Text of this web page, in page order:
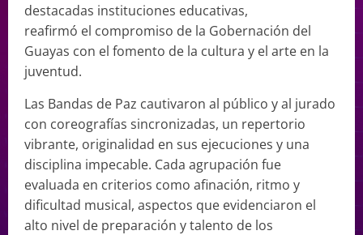
destacadas instituciones educativas,
reafirmó el compromiso de la Gobernación del
Guayas con el fomento de la cultura y el arte en la
juventud.
Las Bandas de Paz cautivaron al público y al jurado
con coreografías sincronizadas, un repertorio
vibrante, originalidad en sus ejecuciones y una
disciplina impecable. Cada agrupación fue
evaluada en criterios como afinación, ritmo y
dificultad musical, aspectos que evidenciaron el
alto nivel de preparación y talento de los